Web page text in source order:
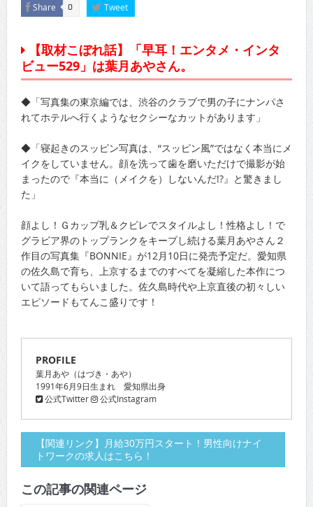
Share 0 Tweet
【取材こぼれ話】「早耳！エンタメ・インタ
ビュー529」は葉月あやさん。
◆「写真集の東京編では、渋谷のクラブで男の子にナンパさ
れてホテルへ行くようなセクシーなカットがあります」
◆「寝起きのスッピン写真は、“スッピン風”ではなく本当にメ
イクをしていません。顔を洗って歯を磨いただけで撮影が始
まったので『本当に（メイクを）しないんだ!?』と驚きまし
た」
顔よし！Ｇカップ乳＆クビレでスタイルよし！性格よし！で
グラビア界のトップランクをキープし続ける葉月あやさん２
作目の写真集『BONNIE』が12月10日に発売予定だ。愛知県
の佐久島で育ち、上京するまでのすべてを凝縮した本作につ
いて語ってもらいました。佐久島時代や上京直後の初々しい
エピソードもてんこ盛りです！
PROFILE
葉月あや（はづき・あや）
1991年6月9日生まれ 愛知県出身
公式Twitter
公式Instagram
【関連リンク】月給30万円スタート！男性向けナイ
トワークの求人はこちら！
この記事の関連ページ